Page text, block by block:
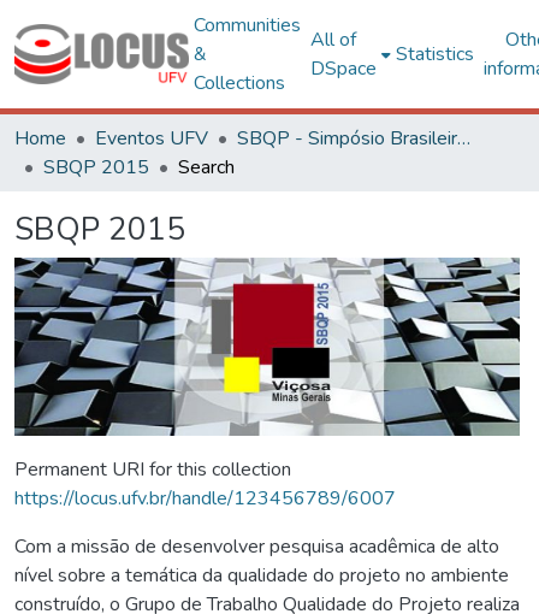
Communities
&
Collections
All of
DSpace
Statistics
Home Eventos UFV
SBQP - Simpósio Brasileiro de Qualidade do Projeto no Ambiente Construído
SBQP 2015
Search
SBQP 2015
Permanent URI for this collection
https://locus.ufv.br/handle/123456789/6007
Com a missão de desenvolver pesquisa acadêmica de alto
nível sobre a temática da qualidade do projeto no ambiente
construído, o Grupo de Trabalho Qualidade do Projeto realiza